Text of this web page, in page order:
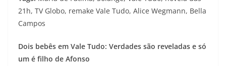
21h, TV Globo, remake Vale Tudo, Alice Wegmann, Bella
Campos
Dois bebês em Vale Tudo: Verdades são reveladas e só
um é filho de Afonso